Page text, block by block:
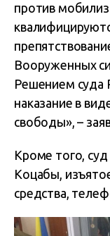
против
Вооруженных
Решением суда
наказание в
свободы», –
Кроме того,
Коцабы,
средства,